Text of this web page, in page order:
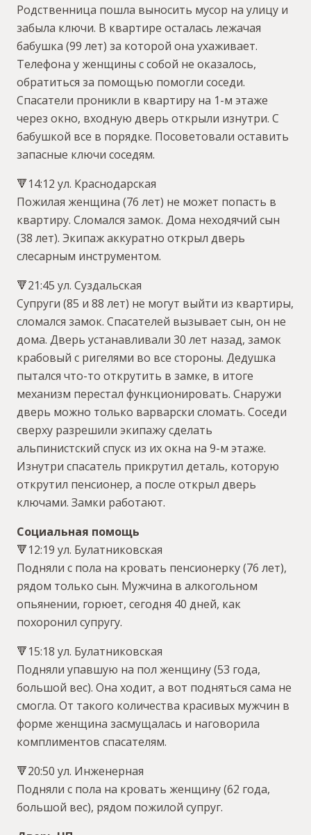
Родственница пошла выносить мусор на улицу и
забыла ключи. В квартире осталась лежачая
бабушка (99 лет) за которой она ухаживает.
Телефона у женщины с собой не оказалось,
обратиться за помощью помогли соседи.
Спасатели проникли в квартиру на 1-м этаже
через окно, входную дверь открыли изнутри. С
бабушкой все в порядке. Посоветовали оставить
запасные ключи соседям.
🔻14:12 ул. Краснодарская
Пожилая женщина (76 лет) не может попасть в
квартиру. Сломался замок. Дома неходячий сын
(38 лет). Экипаж аккуратно открыл дверь
слесарным инструментом.
🔻21:45 ул. Суздальская
Супруги (85 и 88 лет) не могут выйти из квартиры,
сломался замок. Спасателей вызывает сын, он не
дома. Дверь устанавливали 30 лет назад, замок
крабовый с ригелями во все стороны. Дедушка
пытался что-то открутить в замке, в итоге
механизм перестал функционировать. Снаружи
дверь можно только варварски сломать. Соседи
сверху разрешили экипажу сделать
альпинистский спуск из их окна на 9-м этаже.
Изнутри спасатель прикрутил деталь, которую
открутил пенсионер, а после открыл дверь
ключами. Замки работают.
Социальная помощь
🔻12:19 ул. Булатниковская
Подняли с пола на кровать пенсионерку (76 лет),
рядом только сын. Мужчина в алкогольном
опьянении, горюет, сегодня 40 дней, как
похоронил супругу.
🔻15:18 ул. Булатниковская
Подняли упавшую на пол женщину (53 года,
большой вес). Она ходит, а вот подняться сама не
смогла. От такого количества красивых мужчин в
форме женщина засмущалась и наговорила
комплиментов спасателям.
🔻20:50 ул. Инженерная
Подняли с пола на кровать женщину (62 года,
большой вес), рядом пожилой супруг.